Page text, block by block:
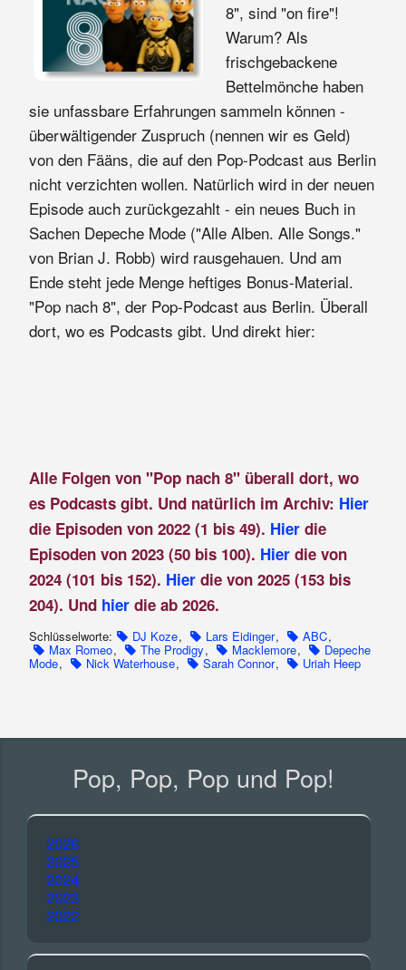
8", sind "on fire"!
Warum? Als
frischgebackene
Bettelmönche haben
sie unfassbare Erfahrungen sammeln können -
überwältigender Zuspruch (nennen wir es Geld)
von den Fääns, die auf den Pop-Podcast aus Berlin
nicht verzichten wollen. Natürlich wird in der neuen
Episode auch zurückgezahlt - ein neues Buch in
Sachen Depeche Mode ("Alle Alben. Alle Songs."
von Brian J. Robb) wird rausgehauen. Und am
Ende steht jede Menge heftiges Bonus-Material.
"Pop nach 8", der Pop-Podcast aus Berlin. Überall
dort, wo es Podcasts gibt. Und direkt hier:
Alle Folgen von "Pop nach 8" überall dort, wo
es Podcasts gibt. Und natürlich im Archiv: Hier
die Episoden von 2022 (1 bis 49). Hierdie
Episoden von 2023 (50 bis 100). Hier die von
2024 (101 bis 152). Hier die von 2025 (153 bis
204). Und hier die ab 2026.
Schlüsselworte: DJ Koze, Lars Eidinger, ABC,
Max Romeo, The Prodigy, Macklemore, Depeche
Mode, Nick Waterhouse, Sarah Connor, Uriah Heep
Pop, Pop, Pop und Pop!
2026
2025
2024
2023
2022